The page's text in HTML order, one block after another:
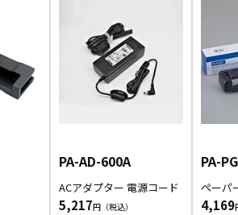
PA-AD-600A
ACアダプター 電源コード
5,217
PA-
ペーパ
4,169